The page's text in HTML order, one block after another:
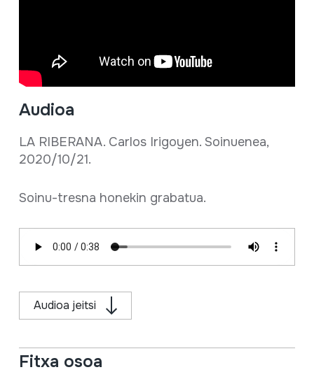
Audioa
LA RIBERANA. Carlos Irigoyen. Soinuenea,
2020/10/21.
Soinu-tresna honekin grabatua.
Audioa jeitsi
Fitxa osoa